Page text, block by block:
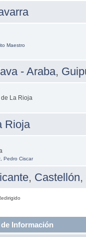
Maestro
- Araba,
La Rioja
Rioja
, Pedro Ciscar
, Castellón,
Información